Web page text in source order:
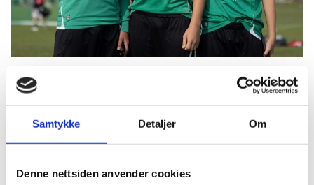
Samtykke Detaljer Om
Denne nettsiden anvender cookies